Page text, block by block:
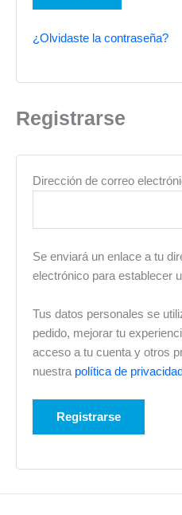
¿Olvidaste la contraseña?
Registrarse
Dirección de correo
Se enviará un enlace a tu
electrónico para establecer
Tus datos personales se
pedido, mejorar tu
acceso a tu cuenta y otros
nuestra política de privacidad
Registrarse